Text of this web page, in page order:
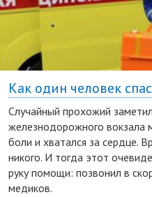
Как один человек
Случайный прохожий
железнодорожного вокзала
боли и хватался за сердце.
никого. И тогда этот
руку помощи: позвонил в
медиков.